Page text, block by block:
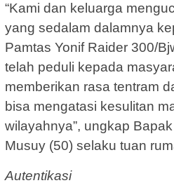
“Kami dan keluarga
yang sedalam dalamnya
Pamtas Yonif Raider 300/
telah peduli kepada
memberikan rasa tentram
bisa mengatasi kesulitan
wilayahnya”, ungkap
Musuy (50) selaku tuan
Autentikasi